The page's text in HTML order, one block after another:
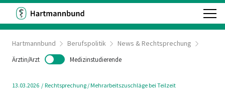
Hartmannbund Berufspolitik News & Rechtsprechung
Ärztin/Arzt Medizinstudierende
13.03.2026 Rechtsprechung / Mehrarbeitszuschläge bei Teilzeit